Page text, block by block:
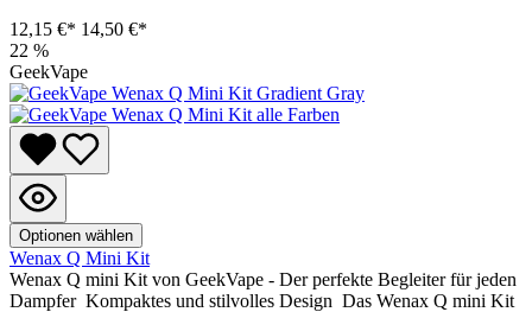
12,15 €* 14,50 €*
22 %
GeekVape
Optionen wählen
Wenax Q Mini Kit
Wenax Q mini Kit von GeekVape - Der perfekte Begleiter für jeden
Dampfer Kompaktes und stilvolles Design Das Wenax Q mini Kit